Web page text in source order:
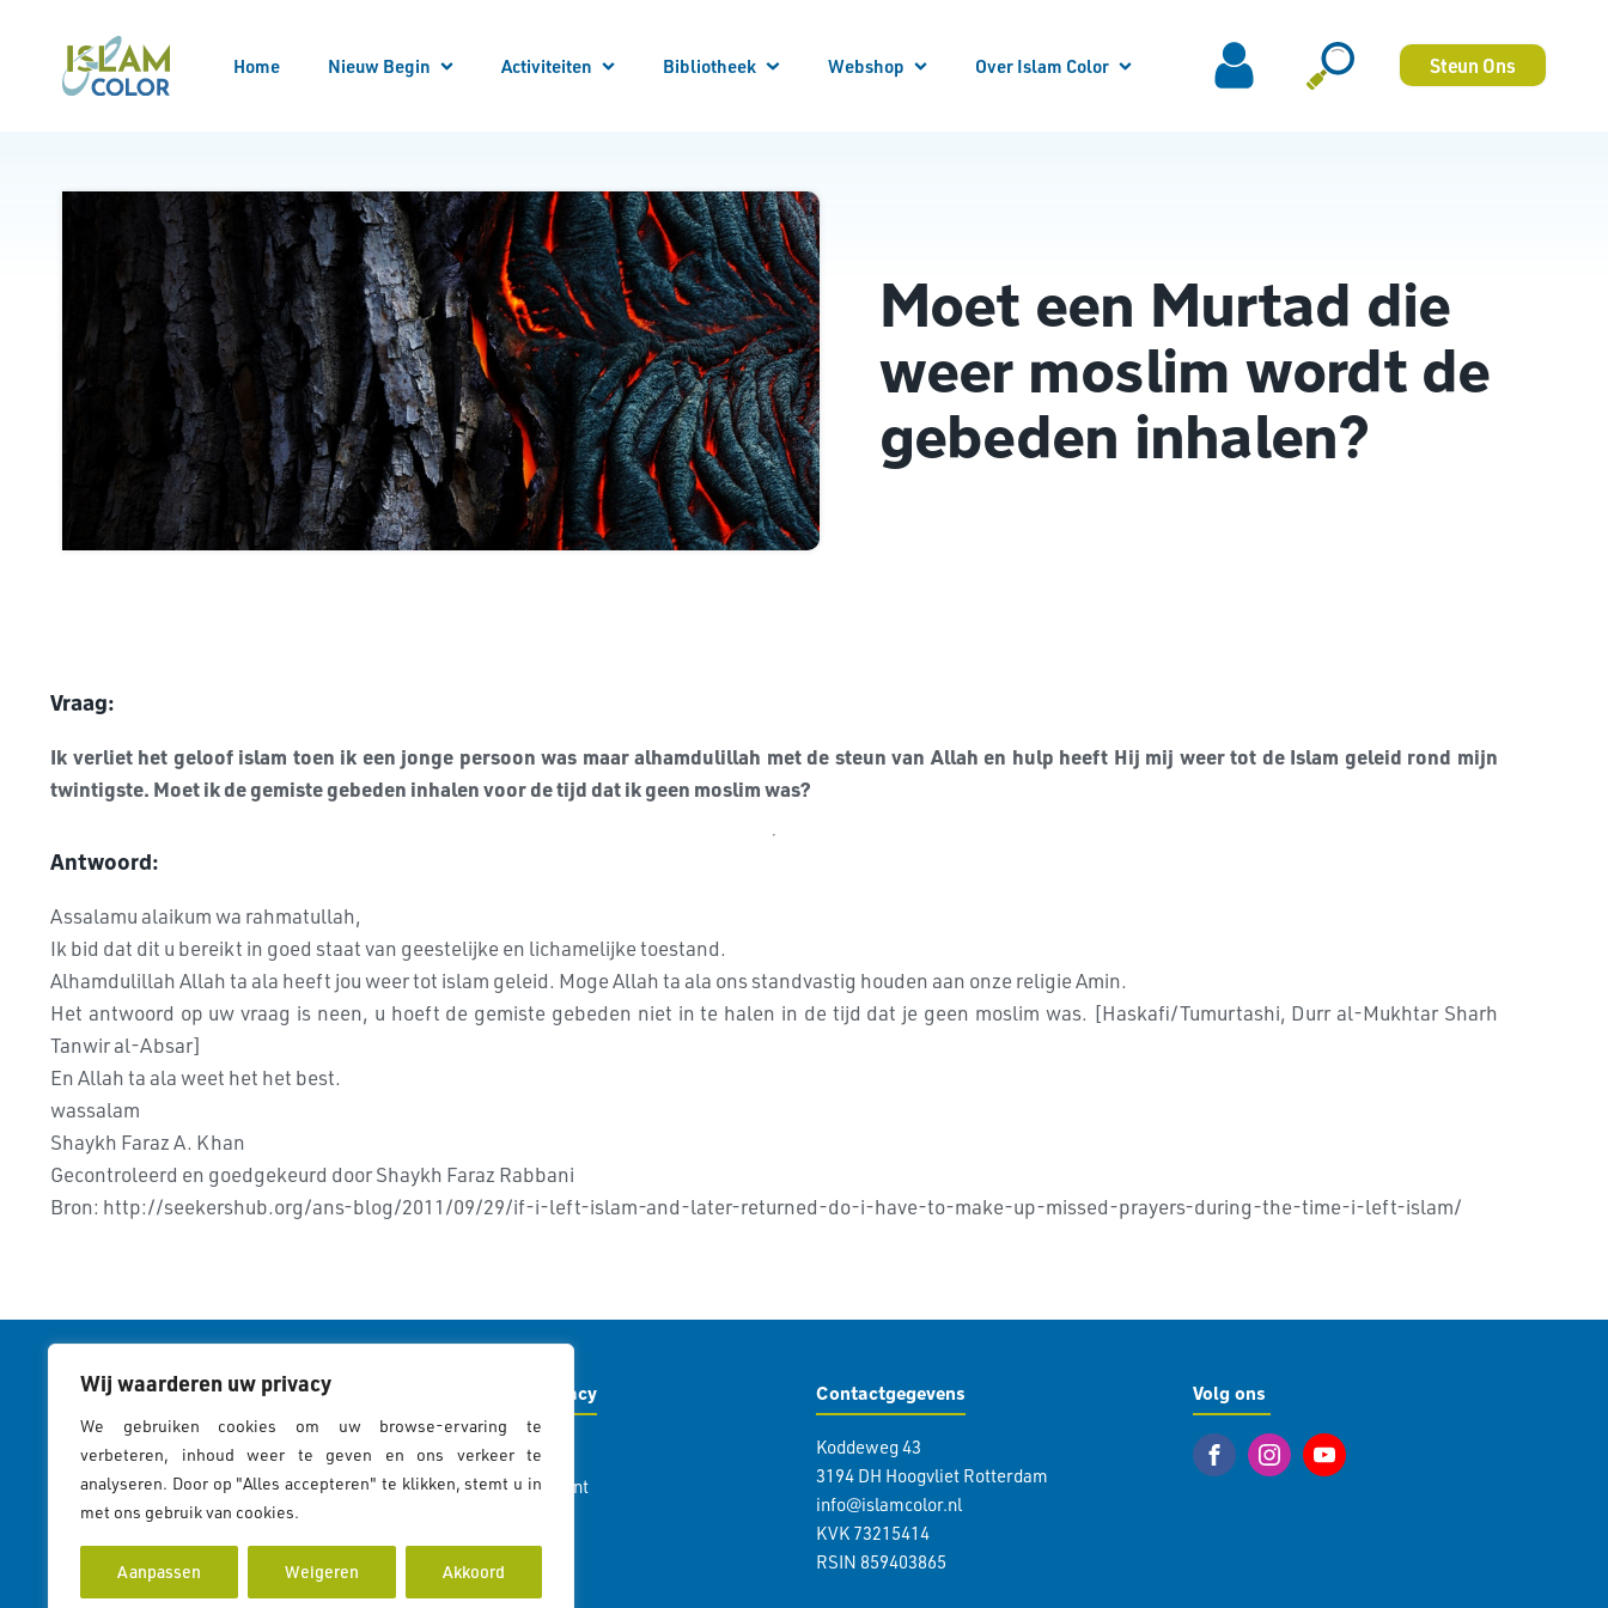
Wij waarderen uw privacy
We gebruiken cookies om uw browse-ervaring te
verbeteren, inhoud weer te geven en ons verkeer te
analyseren. Door op "Alles accepteren" te klikken, stemt u in
met ons gebruik van cookies.
Aanpassen Weigeren Akkoord
Home Nieuw Begin
Nieuw Begin Overzicht
Kennismaken
Kennis opdoen
Bekeren
Begeleid worden
Begeleider worden
Locatie bezoeken
Activiteiten Bibliotheek
Bibliotheek Overzicht
Artikelen
Cursussen
Webshop Over Islam Color Steun Ons
Moet een Murtad die
weer moslim wordt de
gebeden inhalen?
Vraag:
Ik verliet het geloof islam toen ik een jonge persoon was maar alhamdulillah met de steun van Allah en hulp heeft Hij mij weer tot de Islam geleid rond mijn
twintigste. Moet ik de gemiste gebeden inhalen voor de tijd dat ik geen moslim was?
Antwoord:
Assalamu alaikum wa rahmatullah,
Ik bid dat dit u bereikt in goed staat van geestelijke en lichamelijke toestand.
Alhamdulillah Allah ta ala heeft jou weer tot islam geleid. Moge Allah ta ala ons standvastig houden aan onze religie Amin.
Het antwoord op uw vraag is neen, u hoeft de gemiste gebeden niet in te halen in de tijd dat je geen moslim was. [Haskafi/Tumurtashi, Durr al-Mukhtar Sharh
Tanwir al-Absar]
En Allah ta ala weet het het best.
wassalam
Shaykh Faraz A. Khan
Gecontroleerd en goedgekeurd door Shaykh Faraz Rabbani
Bron: http://seekershub.org/ans-blog/2011/09/29/if-i-left-islam-and-later-returned-do-i-have-to-make-up-missed-prayers-during-the-time-i-left-islam/
"En alleen degenen van Zijn
dienaren met kennis zijn
zich bewust van Allah."
(35:28)
Cookies & Privacy
Cookies Policy
Privacy Statement
Contactgegevens
Koddeweg 43
3194 DH Hoogvliet Rotterdam
info@islamcolor.nl
KVK 73215414
RSIN 859403865
Volg ons